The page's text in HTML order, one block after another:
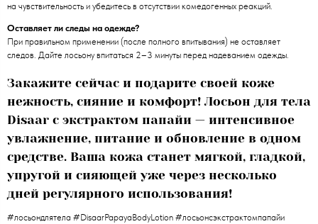
на чувствительность и убедитесь в отсутствии комедогенных реакций.
Оставляет ли следы на одежде?
При правильном применении (после полного впитывания) не оставляет
следов. Дайте лосьону впитаться 2–3 минуты перед надеванием одежды.
Закажите сейчас и подарите своей коже
нежность, сияние и комфорт! Лосьон для тела
Disaar с экстрактом папайи — интенсивное
увлажнение, питание и обновление в одном
средстве. Ваша кожа станет мягкой, гладкой,
упругой и сияющей уже через несколько
дней регулярного использования!
#лосьондлятела #DisaarPapayaBodyLotion #лосьонсэкстрактомпапайи